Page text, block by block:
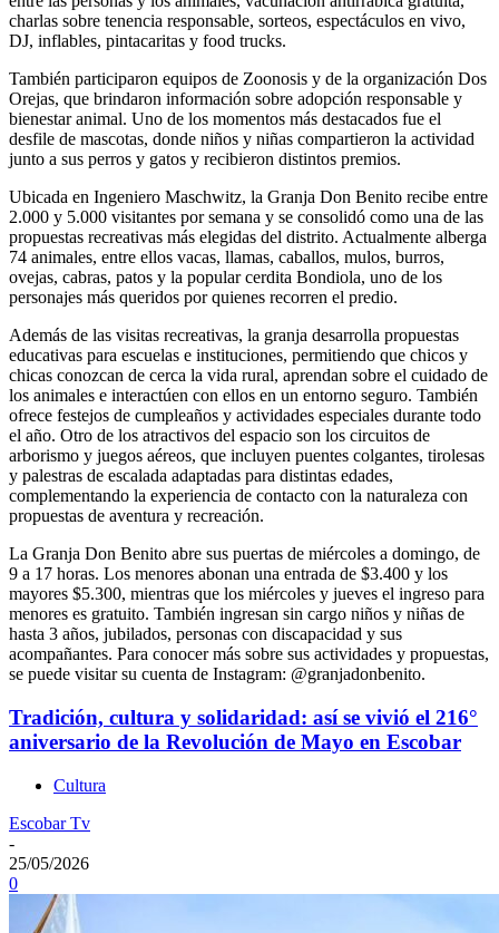
charlas sobre tenencia responsable, sorteos, espectáculos en vivo,
DJ, inflables, pintacaritas y food trucks.
También participaron equipos de Zoonosis y de la organización Dos
Orejas, que brindaron información sobre adopción responsable y
bienestar animal. Uno de los momentos más destacados fue el
desfile de mascotas, donde niños y niñas compartieron la actividad
junto a sus perros y gatos y recibieron distintos premios.
Ubicada en Ingeniero Maschwitz, la Granja Don Benito recibe entre
2.000 y 5.000 visitantes por semana y se consolidó como una de las
propuestas recreativas más elegidas del distrito. Actualmente alberga
74 animales, entre ellos vacas, llamas, caballos, mulos, burros,
ovejas, cabras, patos y la popular cerdita Bondiola, uno de los
personajes más queridos por quienes recorren el predio.
Además de las visitas recreativas, la granja desarrolla propuestas
educativas para escuelas e instituciones, permitiendo que chicos y
chicas conozcan de cerca la vida rural, aprendan sobre el cuidado de
los animales e interactúen con ellos en un entorno seguro. También
ofrece festejos de cumpleaños y actividades especiales durante todo
el año. Otro de los atractivos del espacio son los circuitos de
arborismo y juegos aéreos, que incluyen puentes colgantes, tirolesas
y palestras de escalada adaptadas para distintas edades,
complementando la experiencia de contacto con la naturaleza con
propuestas de aventura y recreación.
La Granja Don Benito abre sus puertas de miércoles a domingo, de
9 a 17 horas. Los menores abonan una entrada de $3.400 y los
mayores $5.300, mientras que los miércoles y jueves el ingreso para
menores es gratuito. También ingresan sin cargo niños y niñas de
hasta 3 años, jubilados, personas con discapacidad y sus
acompañantes. Para conocer más sobre sus actividades y propuestas,
se puede visitar su cuenta de Instagram: @granjadonbenito.
Tradición, cultura y solidaridad: así se vivió el 216°
aniversario de la Revolución de Mayo en Escobar
Cultura
Escobar Tv
-
25/05/2026
0